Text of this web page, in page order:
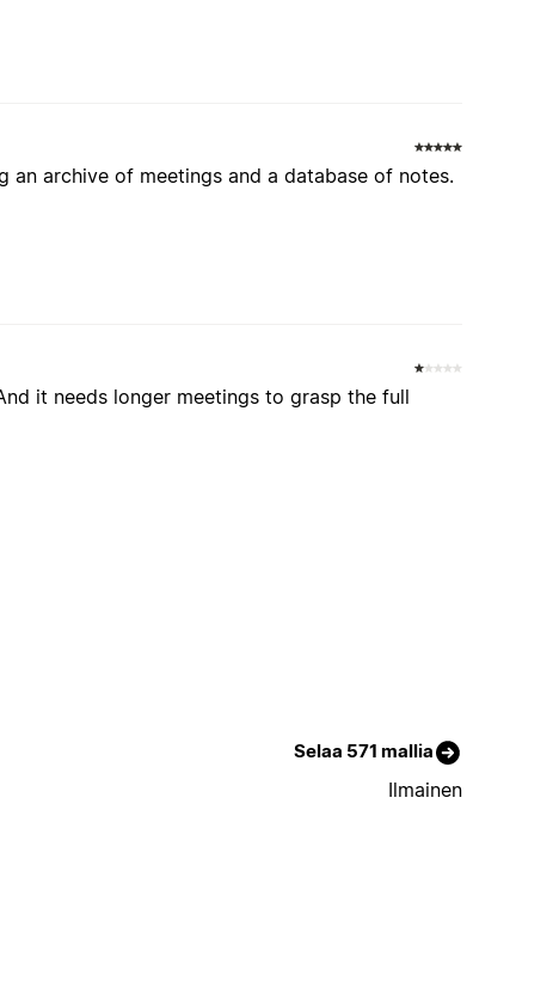
archive of meetings and a database of notes.
it needs longer meetings to grasp the full
Selaa 571 mallia
Ilmainen